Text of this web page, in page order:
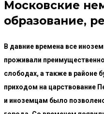
Московские
образование,
В давние времена все
проживали
слободах, а также в районе
приходом на царствование
и иноземцам было